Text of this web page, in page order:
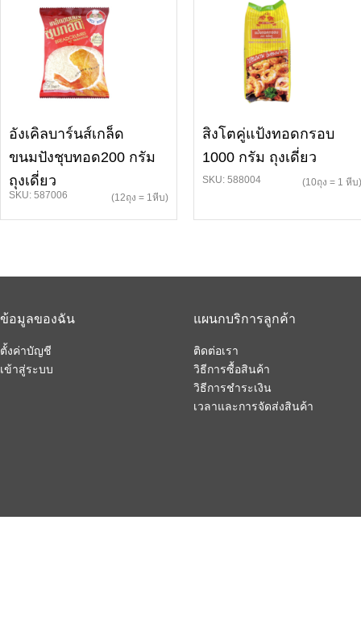
อังเคิลบาร์นส์เกล็ด
ขนมปังชุบทอด200 กรัม
ถุงเดี่ยว
SKU: 587006 (12ถุง = 1หีบ)
สิงโตคู่แป้งทอดกรอบ
1000 กรัม ถุงเดี่ยว
SKU: 588004 (10ถุง = 1 หีบ)
ข้อมูลของฉัน
ตั้งค่าบัญชี
เข้าสู่ระบบ
แผนกบริการลูกค้า
ติดต่อเรา
วิธีการซื้อสินค้า
วิธีการชำระเงิน
เวลาและการจัดส่งสินค้า